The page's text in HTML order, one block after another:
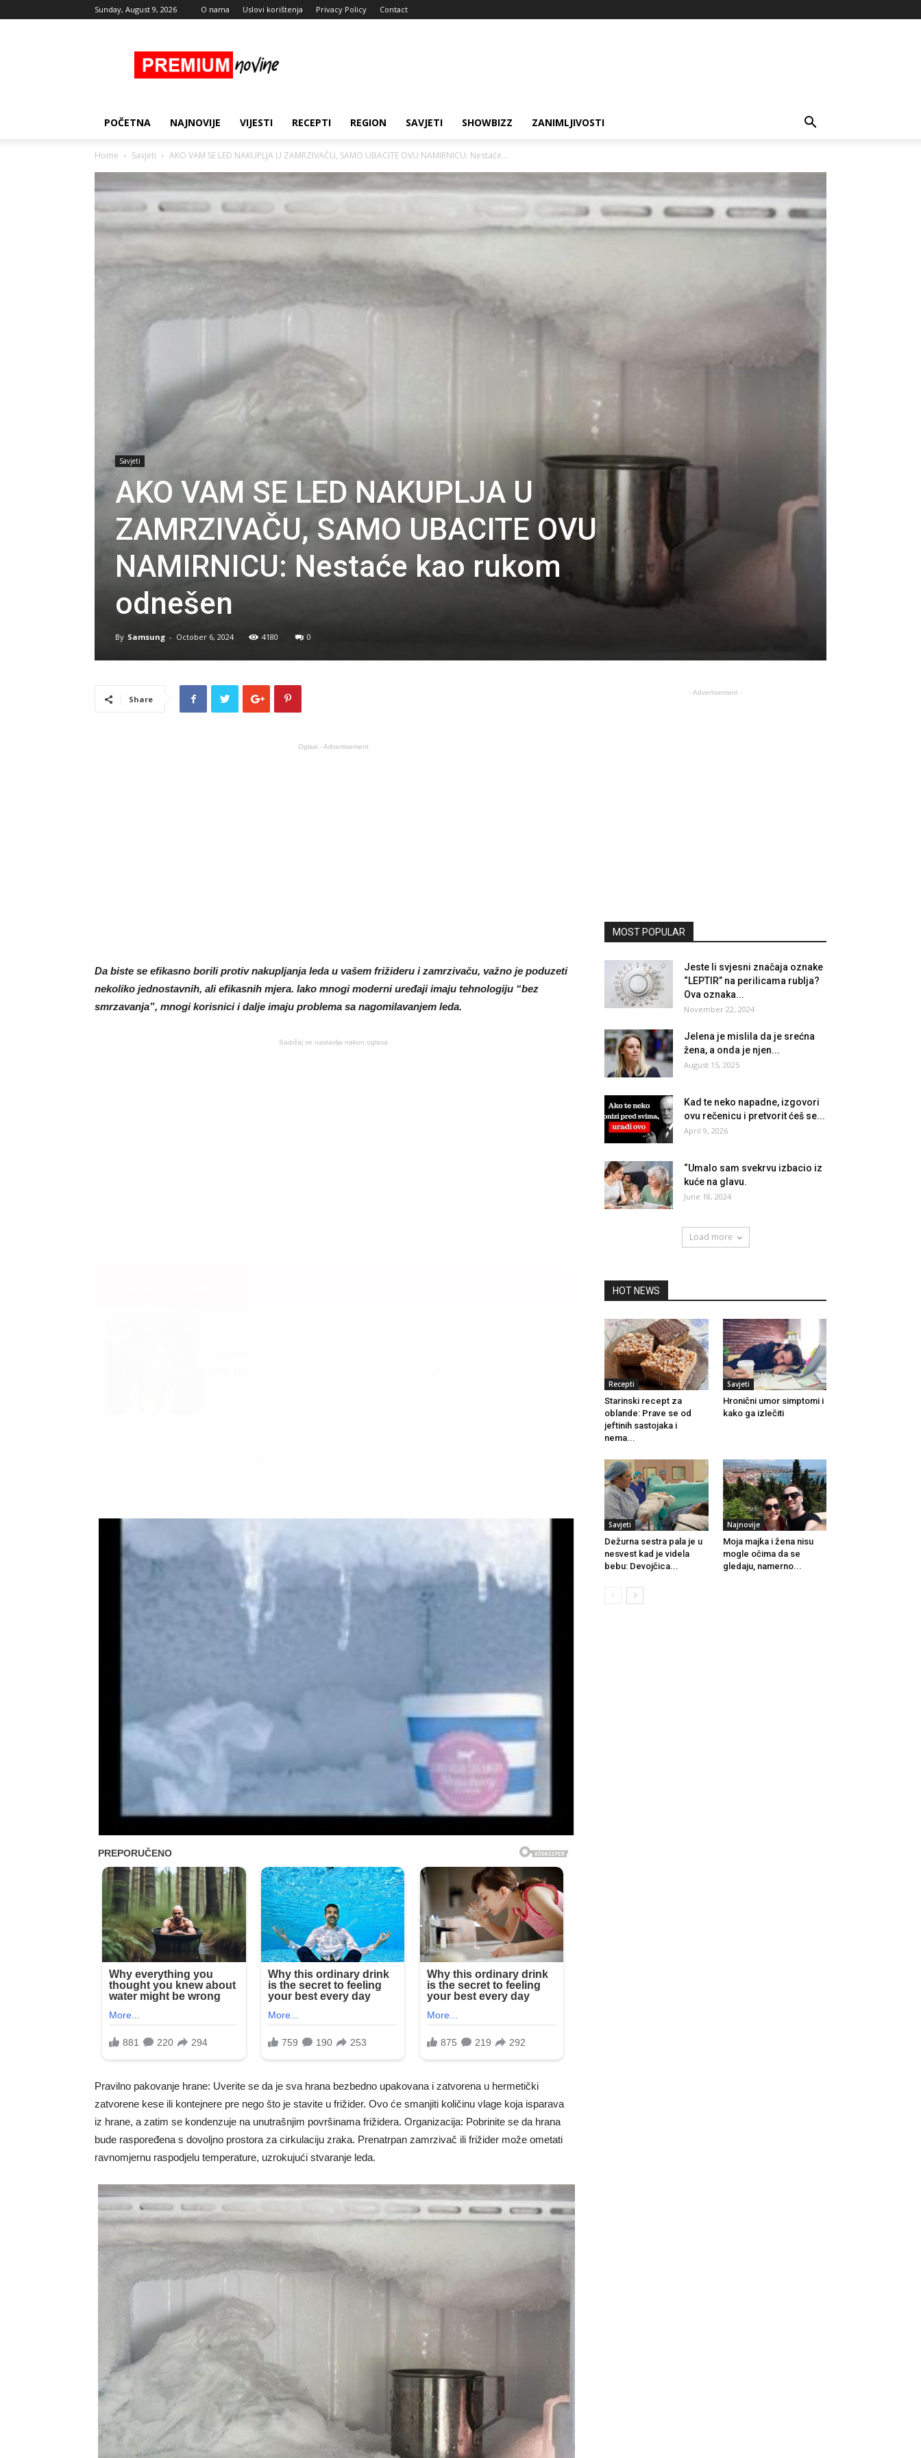
Sunday, August 9, 2026 O nama Uslovi korištenja Privacy Policy Contact
Novine
POČETNA NAJNOVIJE VIJESTI RECEPTI REGION SAVJETI SHOWBIZZ ZANIMLJIVOSTI
Home Savjeti AKO VAM SE LED NAKUPLJA U ZAMRZIVAČU, SAMO UBACITE OVU NAMIRNICU: Nestaće...
Savjeti
AKO VAM SE LED NAKUPLJA U
ZAMRZIVAČU, SAMO UBACITE OVU
NAMIRNICU: Nestaće kao rukom
odnešen
By Samsung - October 6, 2024 4180 0
Share
Oglasi - Advertisement
Da biste se efikasno borili protiv nakupljanja leda u vašem frižideru i zamrzivaču, važno je poduzeti
nekoliko jednostavnih, ali efikasnih mjera. Iako mnogi moderni uređaji imaju tehnologiju “bez
smrzavanja”, mnogi korisnici i dalje imaju problema sa nagomilavanjem leda.
Sadržaj se nastavlja nakon oglasa
Pravilno pakovanje hrane: Uverite se da je sva hrana bezbedno upakovana i zatvorena u hermetički
zatvorene kese ili kontejnere pre nego što je stavite u frižider. Ovo će smanjiti količinu vlage koja isparava
iz hrane, a zatim se kondenzuje na unutrašnjim površinama frižidera. Organizacija: Pobrinite se da hrana
bude raspoređena s dovoljno prostora za cirkulaciju zraka. Prenatrpan zamrzivač ili frižider može ometati
ravnomjernu raspodjelu temperature, uzrokujući stvaranje leda.
- Advertisement -
MOST POPULAR
Jeste li svjesni značaja oznake
“LEPTIR” na perilicama rublja?
Ova oznaka...
November 22, 2024
Jelena je mislila da je srećna
žena, a onda je njen...
August 15, 2025
Kad te neko napadne, izgovori
ovu rečenicu i pretvorit ćeš se...
April 9, 2026
“Umalo sam svekrvu izbacio iz
kuće na glavu.
June 18, 2024
Load more
HOT NEWS
Recepti
Starinski recept za
oblande: Prave se od
jeftinih sastojaka i
nema...
Savjeti
Hronični umor simptomi i
kako ga izlečiti
Savjeti
Dežurna sestra pala je u
nesvest kad je videla
bebu: Devojčica...
Najnovije
Moja majka i žena nisu
mogle očima da se
gledaju, namerno...